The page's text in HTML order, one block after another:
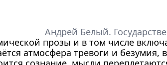
Андрей Белый.
прозы и в том числе
атмосфера тревоги и